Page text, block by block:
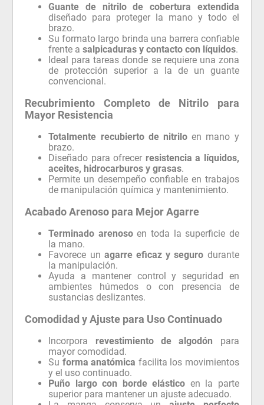
Guante de nitrilo de cobertura extendida
diseñado para proteger la mano y todo el
brazo.
Su formato largo brinda una barrera confiable
frente asalpicaduras y contacto con líquidos.
Ideal para tareas donde se requiere una zona
de protección superior a la de un guante
convencional.
Recubrimiento Completo de Nitrilo para
Mayor Resistencia
Totalmente recubierto de nitrilo en mano y
brazo.
Diseñado para ofrecer resistencia a líquidos,
aceites, hidrocarburos y grasas.
Permite un desempeño confiable en trabajos
de manipulación química y mantenimiento.
Acabado Arenoso para Mejor Agarre
Terminado arenosoen toda la superficie de
la mano.
Favorece un agarre eficaz y seguro durante
la manipulación.
Ayuda a mantener control y seguridad en
ambientes húmedos o con presencia de
sustancias deslizantes.
Comodidad y Ajuste para Uso Continuado
Incorpora revestimiento de algodón para
mayor comodidad.
Su forma anatómica facilita los movimientos
y el uso continuado.
Puño largo con borde elástico en la parte
superior para mantener un ajuste adecuado.